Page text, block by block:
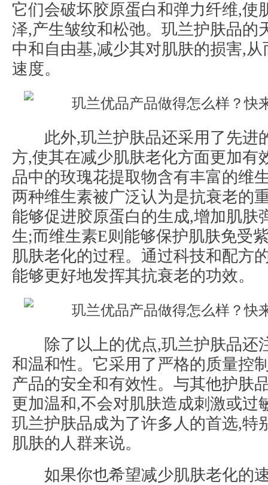
它们会破坏胶原蛋白和弹力纤维,使
泽,产生皱纹和松弛。玑兰护肤品的
中和自由基,减少其对肌肤的损害,
速度。
此外,玑兰护肤品还采用了先进
方,使其在减少肌肤老化方面更加有
品中的玫瑰花提取物含有丰富的维
两种维生素被广泛认为是抗衰老的
能够促进胶原蛋白的生成,增加肌肤
生;而维生素E则能够保护肌肤免受
肌肤老化的过程。通过科技和配方
能够更好地发挥其抗衰老的功效。
除了以上的优点,玑兰护肤品还
和温和性。它采用了严格的质量控
产品的安全和有效性。与其他护肤
更加温和,不会对肌肤造成刺激或过
玑兰护肤品成为了许多人的首选,特
肌肤的人群来说。
如果你也希望减少肌肤老化的